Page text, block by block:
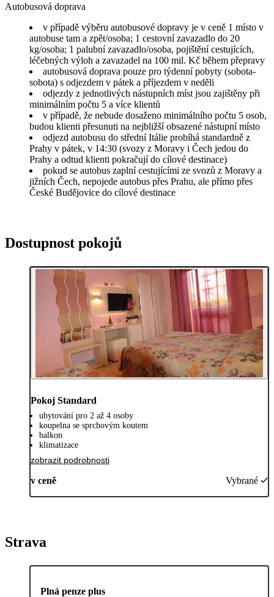
Autobusová doprava
v případě výběru autobusové dopravy je v ceně 1 místo v
autobuse tam a zpět/osoba; 1 cestovní zavazadlo do 20
kg/osoba; 1 palubní zavazadlo/osoba, pojištění cestujících,
léčebných výloh a zavazadel na 100 mil. Kč během přepravy
autobusová doprava pouze pro týdenní pobyty (sobota-
sobota) s odjezdem v pátek a příjezdem v neděli
odjezdy z jednotlivých nástupních míst jsou zajištěny při
minimálním počtu 5 a více klientů
v případě, že nebude dosaženo minimálního počtu 5 osob,
budou klienti přesunuti na nejbližší obsazené nástupní místo
odjezd autobusu do střední Itálie probíhá standardně z
Prahy v pátek, v 14:30 (svozy z Moravy i Čech jedou do
Prahy a odtud klienti pokračují do cílové destinace)
pokud se autobus zaplní cestujícími ze svozů z Moravy a
jižních Čech, nepojede autobus přes Prahu, ale přímo přes
České Budějovice do cílové destinace
Dostupnost pokojů
Pokoj Standard
ubytování pro 2 až 4 osoby
koupelna se sprchovým koutem
balkon
klimatizace
zobrazit podrobnosti
v ceně Vybrané
Strava
Plná penze plus